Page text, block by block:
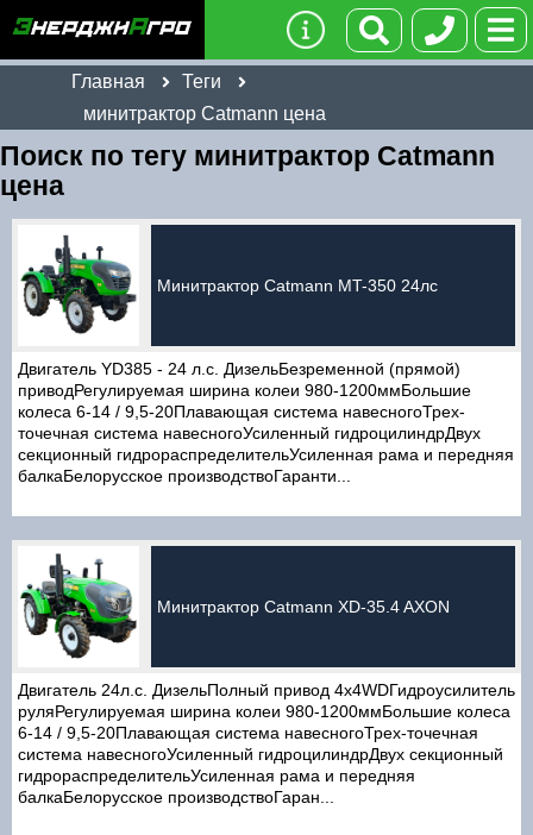
Главная
Теги
минитрактор Catmann цена
Поиск по тегу минитрактор Catmann
цена
Минитрактор Catmann MT-350 24лс
Двигатель YD385 - 24 л.с. ДизельБезременной (прямой)
приводРегулируемая ширина колеи 980-1200ммБольшие
колеса 6-14 / 9,5-20Плавающая система навесногоТрех-
точечная система навесногоУсиленный гидроцилиндрДвух
секционный гидрораспределительУсиленная рама и передняя
балкаБелорусское производствоГаранти...
Минитрактор Catmann XD-35.4 AXON
Двигатель 24л.с. ДизельПолный привод 4х4WDГидроусилитель
руляРегулируемая ширина колеи 980-1200ммБольшие колеса
6-14 / 9,5-20Плавающая система навесногоТрех-точечная
система навесногоУсиленный гидроцилиндрДвух секционный
гидрораспределительУсиленная рама и передняя
балкаБелорусское производствоГаран...